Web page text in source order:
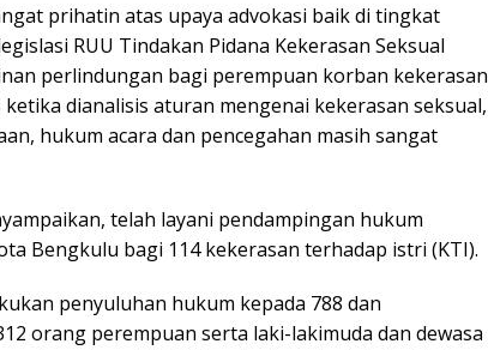
prihatin atas upaya advokasi baik di tingkat
RUU Tindakan Pidana Kekerasan Seksual
perlindungan bagi perempuan korban kekerasan
ketika dianalisis aturan mengenai kekerasan seksual,
hukum acara dan pencegahan masih sangat
telah layani pendampingan hukum
Bengkulu bagi 114 kekerasan terhadap istri (KTI).
penyuluhan hukum kepada 788 dan
orang perempuan serta laki-lakimuda dan dewasa